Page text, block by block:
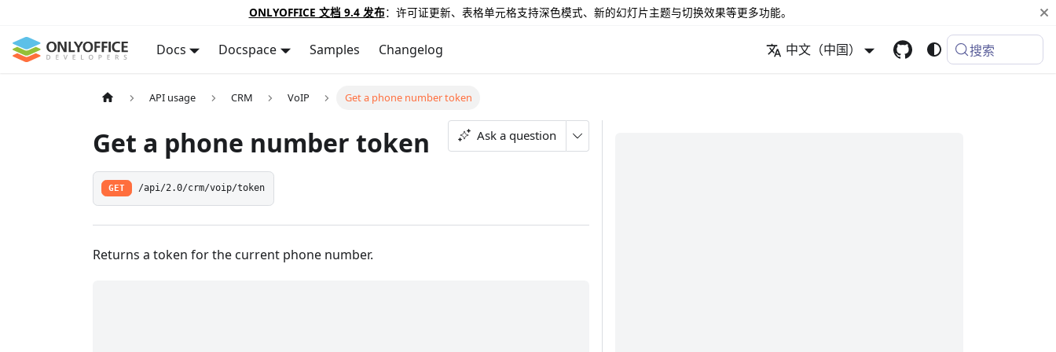
ONLYOFFICE 文档 9.4 发布：许可证更新、表格单元格支持深色模式、新的幻灯片主题与切换效果等更多功能。
Docs Docspace Samples Changelog 中文（中国） 搜索
API usage CRM VoIP Get a phone number token
Get a phone number token Ask a question
GET /api/2.0/crm/voip/token
Returns a token for the current phone number.